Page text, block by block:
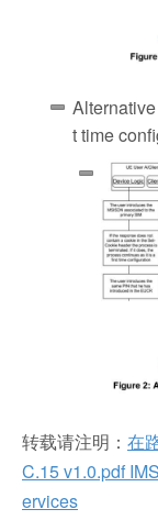
t time
转载请注明： 在
C.15 v1.0.pdf
ervices